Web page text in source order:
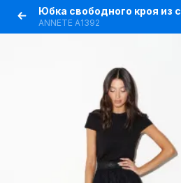
ANNETE A1392